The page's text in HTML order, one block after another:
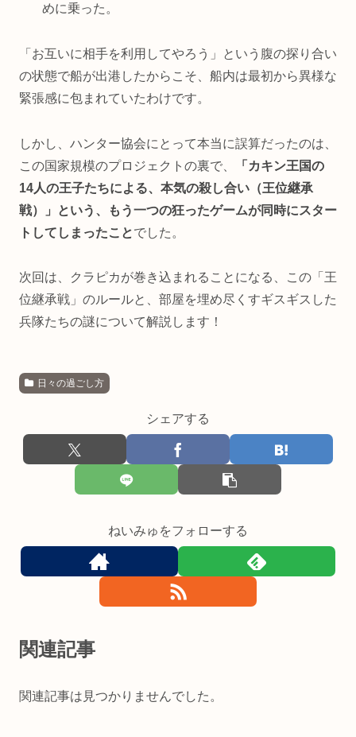
めに乗った。
「お互いに相手を利用してやろう」という腹の探り合い
の状態で船が出港したからこそ、船内は最初から異様な
緊張感に包まれていたわけです。
しかし、ハンター協会にとって本当に誤算だったのは、
この国家規模のプロジェクトの裏で、
「カキン王国の
14人の王子たちによる、本気の殺し合い（王位継承
戦）」という、もう一つの狂ったゲームが同時にスター
トしてしまったことでした。
次回は、クラピカが巻き込まれることになる、この「王
位継承戦」のルールと、部屋を埋め尽くすギスギスした
兵隊たちの謎について解説します！
日々の過ごし方
シェアする
ねいみゅをフォローする
関連記事
関連記事は見つかりませんでした。